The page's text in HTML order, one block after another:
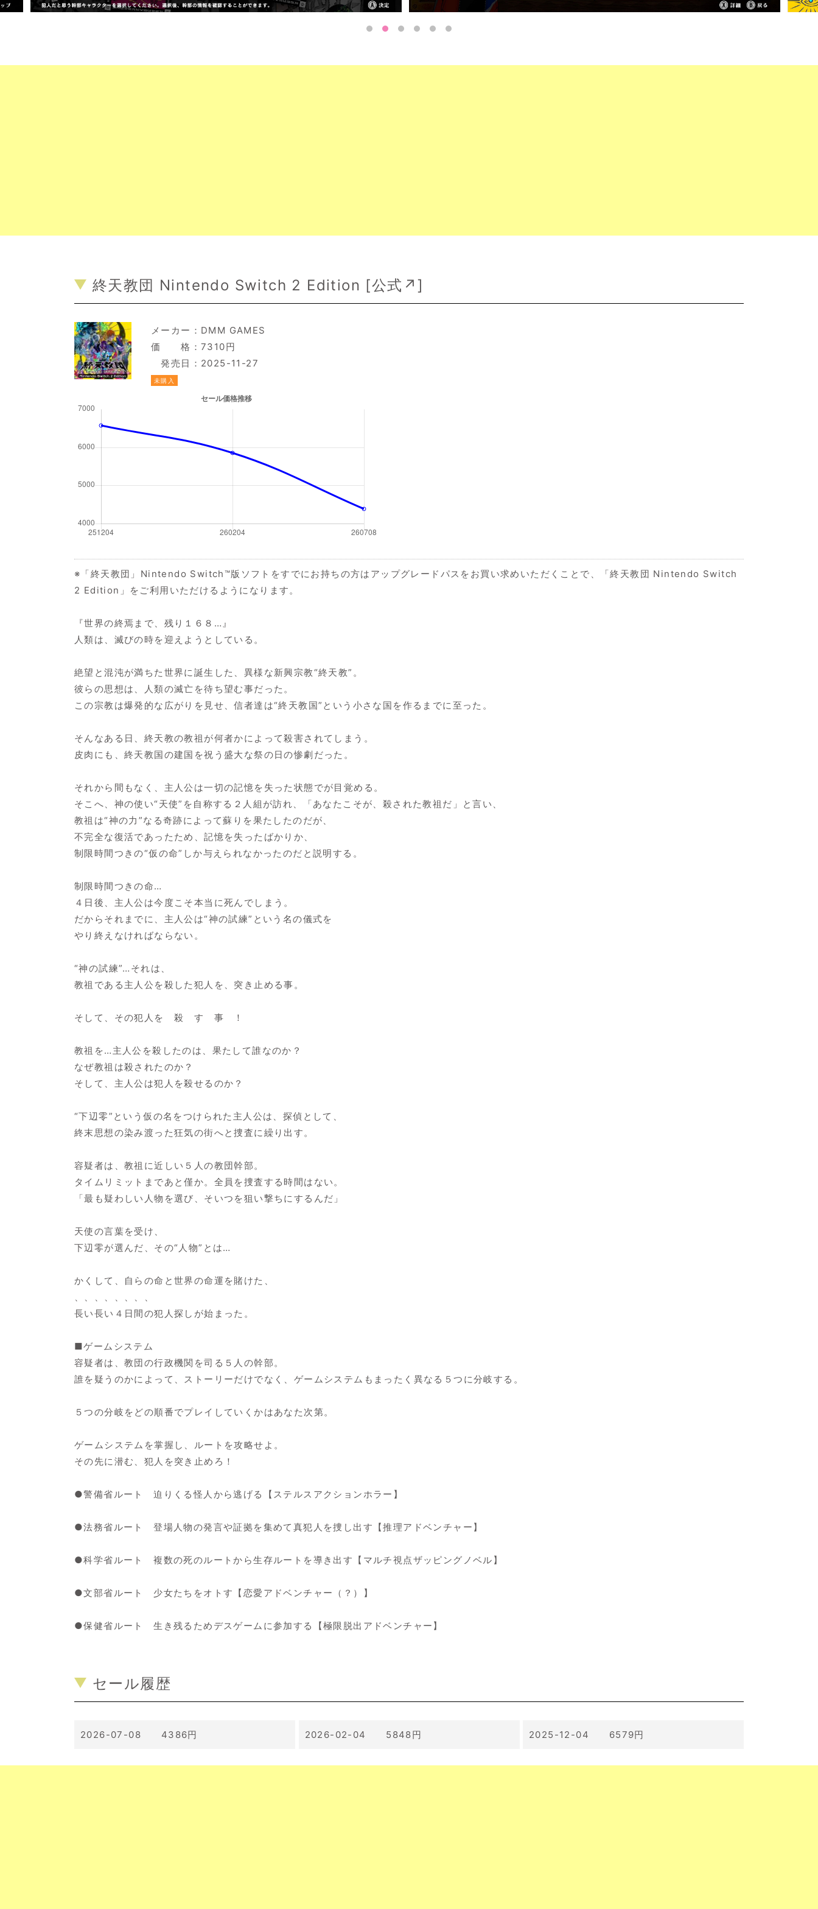
終天教団 Nintendo Switch 2 Edition [公式↗]
メーカー： DMM GAMES
価 格：7310円
発売日：2025-11-27
未購入
※「終天教団」Nintendo Switch™版ソフトをすでにお持ちの方はアップグレードパスをお買い求めいただくことで、「終天教団 Nintendo Switch
2 Edition」をご利用いただけるようになります。
『世界の終焉まで、残り１６８…』
人類は、滅びの時を迎えようとしている。
絶望と混沌が満ちた世界に誕生した、異様な新興宗教“終天教”。
彼らの思想は、人類の滅亡を待ち望む事だった。
この宗教は爆発的な広がりを見せ、信者達は“終天教国”という小さな国を作るまでに至った。
そんなある日、終天教の教祖が何者かによって殺害されてしまう。
皮肉にも、終天教国の建国を祝う盛大な祭の日の惨劇だった。
それから間もなく、主人公は一切の記憶を失った状態でが目覚める。
そこへ、神の使い“天使”を自称する２人組が訪れ、「あなたこそが、殺された教祖だ」と言い、
教祖は“神の力”なる奇跡によって蘇りを果たしたのだが、
不完全な復活であったため、記憶を失ったばかりか、
制限時間つきの“仮の命”しか与えられなかったのだと説明する。
制限時間つきの命…
４日後、主人公は今度こそ本当に死んでしまう。
だからそれまでに、主人公は“神の試練”という名の儀式を
やり終えなければならない。
“神の試練”…それは、
教祖である主人公を殺した犯人を、突き止める事。
そして、その犯人を 殺 す 事 ！
教祖を…主人公を殺したのは、果たして誰なのか？
なぜ教祖は殺されたのか？
そして、主人公は犯人を殺せるのか？
“下辺零”という仮の名をつけられた主人公は、探偵として、
終末思想の染み渡った狂気の街へと捜査に繰り出す。
容疑者は、教祖に近しい５人の教団幹部。
タイムリミットまであと僅か。全員を捜査する時間はない。
「最も疑わしい人物を選び、そいつを狙い撃ちにするんだ」
天使の言葉を受け、
下辺零が選んだ、その“人物”とは…
かくして、自らの命と世界の命運を賭けた、
、、、、、、、、
長い長い４日間の犯人探しが始まった。
■ゲームシステム
容疑者は、教団の行政機関を司る５人の幹部。
誰を疑うのかによって、ストーリーだけでなく、ゲームシステムもまったく異なる５つに分岐する。
５つの分岐をどの順番でプレイしていくかはあなた次第。
ゲームシステムを掌握し、ルートを攻略せよ。
その先に潜む、犯人を突き止めろ！
●警備省ルート 迫りくる怪人から逃げる【ステルスアクションホラー】
●法務省ルート 登場人物の発言や証拠を集めて真犯人を捜し出す【推理アドベンチャー】
●科学省ルート 複数の死のルートから生存ルートを導き出す【マルチ視点ザッピングノベル】
●文部省ルート 少女たちをオトす【恋愛アドベンチャー（？）】
●保健省ルート 生き残るためデスゲームに参加する【極限脱出アドベンチャー】
セール履歴
2026-07-08 4386円 2026-02-04 5848円 2025-12-04 6579円